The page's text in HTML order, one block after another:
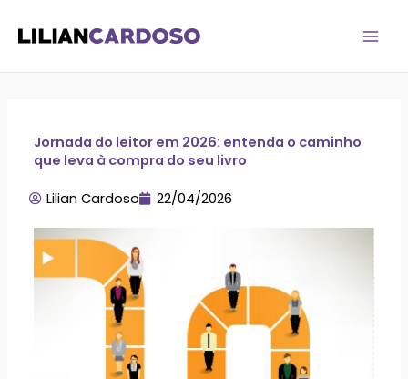
para
conteúdo
Jornada do leitor em 2026: entenda o caminho
que leva à compra do seu livro
Lilian Cardoso 22/04/2026